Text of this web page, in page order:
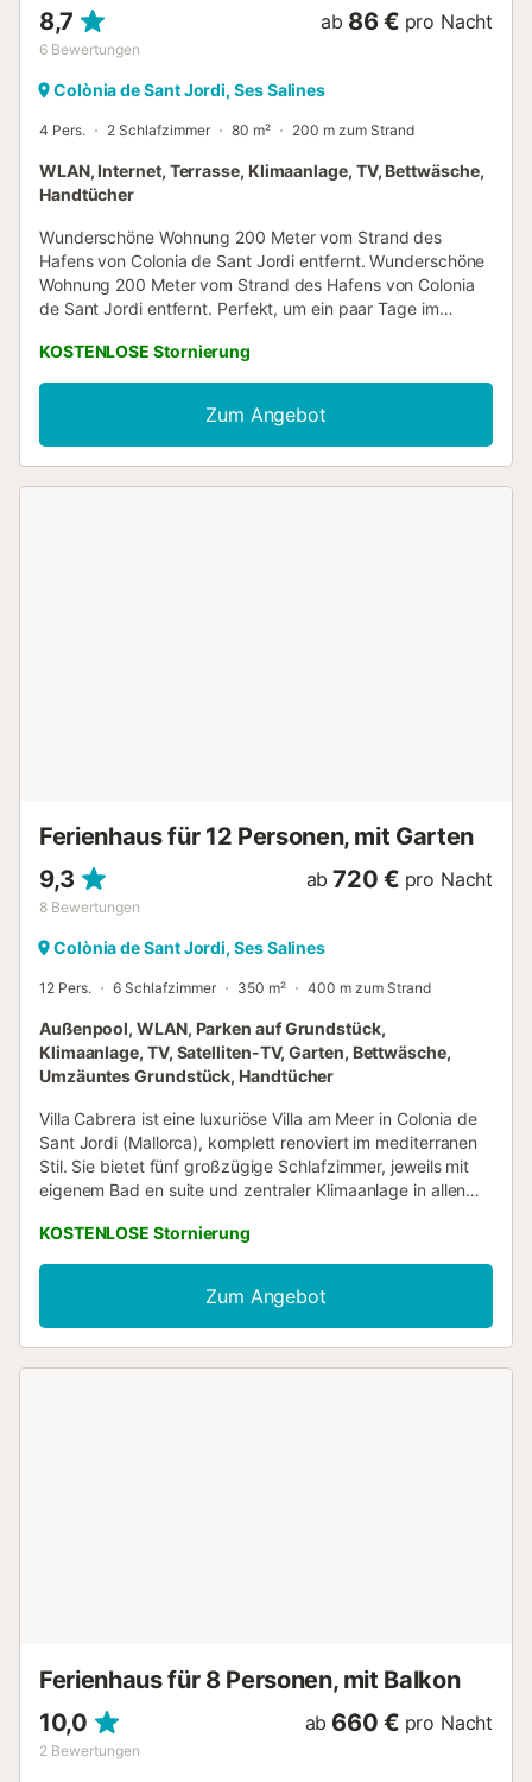
8,7
6 Bewertungen
ab 86 € pro Nacht
Colònia de Sant Jordi, Ses Salines
4 Pers. 2 Schlafzimmer 80 m² 200 m zum Strand
WLAN, Internet, Terrasse, Klimaanlage, TV, Bettwäsche,
Handtücher
Wunderschöne Wohnung 200 Meter vom Strand des
Hafens von Colonia de Sant Jordi entfernt. Wunderschöne
Wohnung 200 Meter vom Strand des Hafens von Colonia
de Sant Jordi entfernt. Perfekt, um ein paar Tage im
um zu den besten Stränden im Süden Mallorcas zu
gelangen. Geeignet für 4 Personen. Restaurants, Bars,
Bäckerei, Kajakverleih, alles nur wenige Gehminuten von
der Wohnung entfernt. Colonia de Sant Jordi liegt im
Süden Mallorcas und drumherum befinden sich die besten
KOSTENLOSE Stornierung
Zum Angebot
Ferienhaus für 12 Personen, mit Garten
9,3
8 Bewertungen
ab 720 € pro Nacht
Colònia de Sant Jordi, Ses Salines
12 Pers. 6 Schlafzimmer 350 m² 400 m zum Strand
Außenpool, WLAN, Parken auf Grundstück,
Klimaanlage, TV, Satelliten-TV, Garten, Bettwäsche,
Umzäuntes Grundstück, Handtücher
Villa Cabrera ist eine luxuriöse Villa am Meer in Colonia de
Sant Jordi (Mallorca), komplett renoviert im mediterranen
Stil. Sie bietet fünf großzügige Schlafzimmer, jeweils mit
eigenem Bad en suite und zentraler Klimaanlage in allen
Panoramablick auf das Meer, die Küche ist voll
ausgestattet für Gourmets. Draußen erwartet Sie ein
Salzwasserpool mit Küstenblick, ein mediterraner Garten
mit Chill-out-Bereich und Grill sowie eine Dachterrasse mit
Pergola – perfekt für Frühstück oder Abendessen im Freien
KOSTENLOSE Stornierung
Zum Angebot
Ferienhaus für 8 Personen, mit Balkon
10,0
2 Bewertungen
ab 660 € pro Nacht